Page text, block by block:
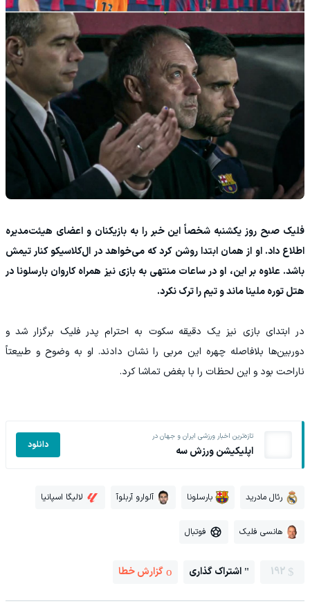
فلیک صبح روز یکشنبه شخصاً این خبر را به بازیکنان و اعضای هیئت‌مدیره
اطلاع داد. او از همان ابتدا روشن کرد که می‌خواهد در ال‌کلاسیکو کنار تیمش
باشد. علاوه بر این، او در ساعات منتهی به بازی نیز همراه کاروان بارسلونا در
هتل توره ملینا ماند و تیم را ترک نکرد.
در ابتدای بازی نیز یک دقیقه سکوت به احترام پدر فلیک برگزار شد و
دوربین‌ها بلافاصله چهره این مربی را نشان دادند. او به وضوح و طبیعتاً
ناراحت بود و این لحظات را با بغض تماشا کرد.
تازه‌ترین اخبار ورزشی ایران و جهان در
اپلیکیشن ورزش سه دانلود
رئال مادرید بارسلونا آلوارو آربلوآ لالیگا اسپانیا
هانسی فلیک فوتبال
192 اشتراک گذاری گزارش خطا